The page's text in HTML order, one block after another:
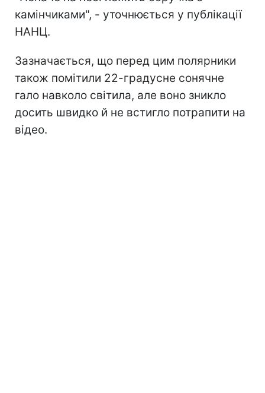
камінчиками", - уточнюється у публікації
НАНЦ.
Зазначається, що перед цим полярники
також помітили 22-градусне сонячне
гало навколо світила, але воно зникло
досить швидко й не встигло потрапити на
відео.